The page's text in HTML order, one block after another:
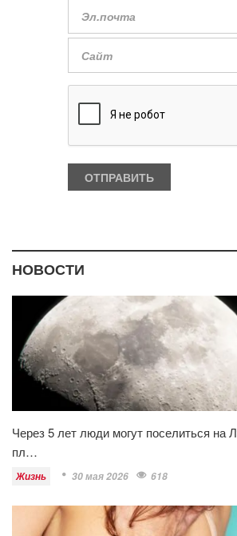
НОВОСТИ
Через 5 лет люди могут поселиться на
пл…
Жизнь 30 мая 2026 618